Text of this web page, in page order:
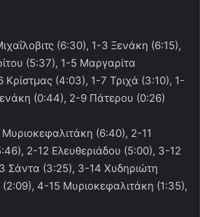
(6:30), 1-3 Ξενάκη (6:15),
(5:37), 1-5 Μαργαρίτα
Κρίστμας (4:03), 1-7 Τριχά (3:10), 1-
(0:44), 2-9 Πάτερου (0:26)
(6:40), 2-11
2-12 Ελευθεριάδου (5:00), 3-12
Σάντα (3:25), 3-14 Χυδηριώτη
4-15 Μυριοκεφαλιτάκη (1:35),